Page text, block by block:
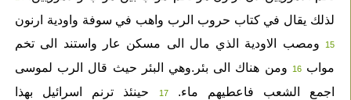
لذلك يقال في كتاب حروب الرب واهب في سوفة واودية ارنون
15ومصب الاودية الذي مال الى مسكن عار واستند الى تخم
مواب 16ومن هناك الى بئر.وهي البئر حيث قال الرب لموسى
اجمع الشعب فاعطيهم ماء.
17حينئذ ترنم اسرائيل بهذا